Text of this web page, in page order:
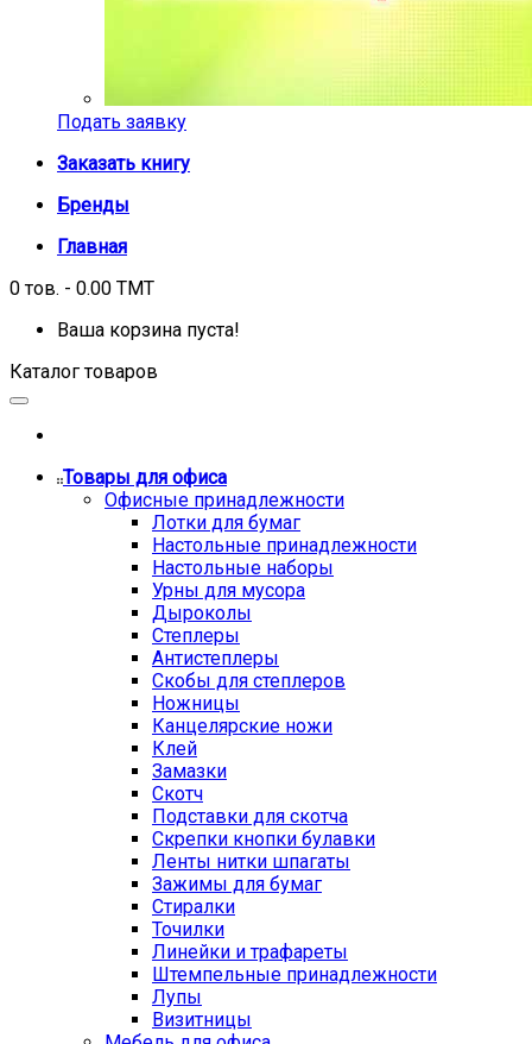
Подать заявку
Заказать книгу
Бренды
Главная
0 тов. - 0.00 TMT
Ваша корзина пуста!
Каталог товаров
Товары для офиса
Офисные принадлежности
Лотки для бумаг
Настольные принадлежности
Настольные наборы
Урны для мусора
Дыроколы
Степлеры
Антистеплеры
Скобы для степлеров
Ножницы
Канцелярские ножи
Клей
Замазки
Скотч
Подставки для скотча
Скрепки кнопки булавки
Ленты нитки шпагаты
Зажимы для бумаг
Стиралки
Точилки
Линейки и трафареты
Штемпельные принадлежности
Лупы
Визитницы